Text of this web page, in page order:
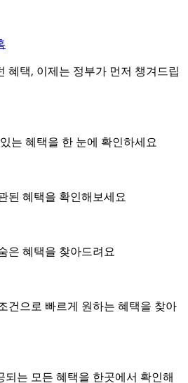
혜택, 이제는 정부가 먼저 챙겨드립
는 혜택을 한 눈에 확인하세요
된 혜택을 확인해보세요
은 혜택을 찾아드려요
건으로 빠르게 원하는 혜택을 찾아
되는 모든 혜택을 한곳에서 확인해